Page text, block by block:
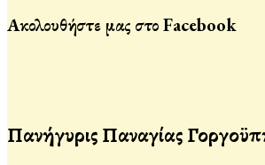
Ακολουθήστε μας στο Facebook
Πανήγυρις Παναγίας